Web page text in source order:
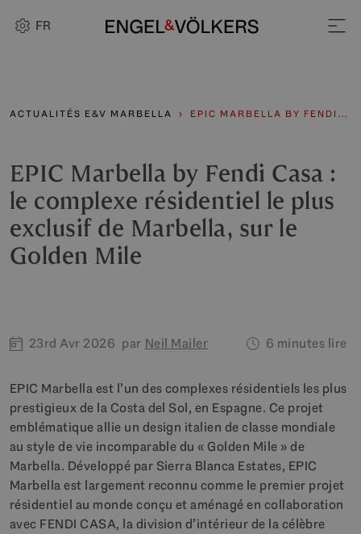
FR
ACTUALITÉS E&V MARBELLA EPIC MARBELLA BY FENDI…
EPIC Marbella by Fendi Casa :
le complexe résidentiel le plus
exclusif de Marbella, sur le
Golden Mile
23rd Avr 2026 par Neil Mailer 6 minutes lire
EPIC Marbella est l’un des complexes résidentiels les plus
prestigieux de la Costa del Sol, en Espagne. Ce projet
emblématique allie un design italien de classe mondiale
au style de vie incomparable du « Golden Mile » de
Marbella. Développé par Sierra Blanca Estates, EPIC
Marbella est largement reconnu comme le premier projet
résidentiel au monde conçu et aménagé en collaboration
avec FENDI CASA, la division d’intérieur de la célèbre